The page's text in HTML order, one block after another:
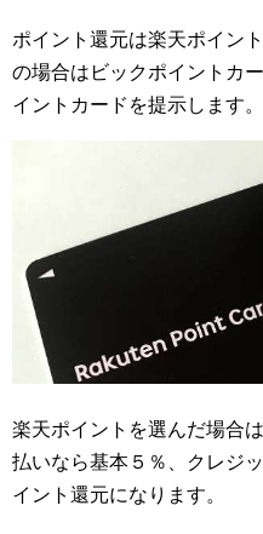
ポイント還元は楽天ポイン
の場合はビックポイントカ
イントカードを提示します。
楽天ポイントを選んだ場合
払いなら基本５％、クレジ
イント還元になります。